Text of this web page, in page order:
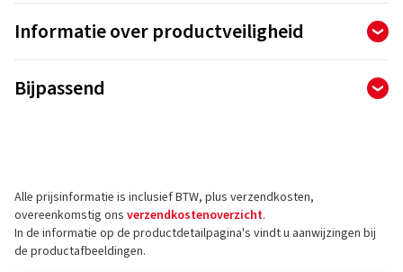
Ø5,00 / 5 sterren
van totaal 3 beoordelingen
Beoordelingen kunnen alleen worden gepubliceerd door
klanten die het artikel hebben
3 sterren
2 sterren (0)
1 ster
Informatie over productveiligheid
Ralf Bohle GmbH
Contact voor productveiligheid (geen
klantenservice)
E-mail:info@schwalbe.com
Bijpassend
Alle prijsinformatie is inclusief BTW, plus verzendkosten,
overeenkomstig ons verzendkostenoverzicht.
In de informatie op de productdetailpagina's vindt u aanwijzingen bij
de productafbeeldingen.